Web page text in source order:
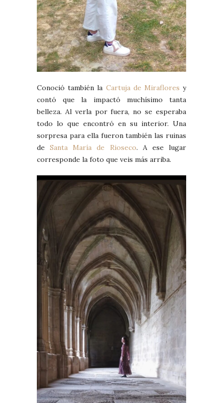
Conoció también la Cartuja de Miraflores y
contó que la impactó muchísimo tanta
belleza. Al verla por fuera, no se esperaba
todo lo que encontró en su interior. Una
sorpresa para ella fueron también las ruinas
deSanta María de Rioseco. A ese lugar
corresponde la foto que veis más arriba.